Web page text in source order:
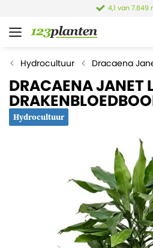
4,1 van 7.849
Hydrocultuur Dracaena
DRACAENA JANET
Hydrocultuur